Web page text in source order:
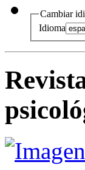
Cambiar
Idioma